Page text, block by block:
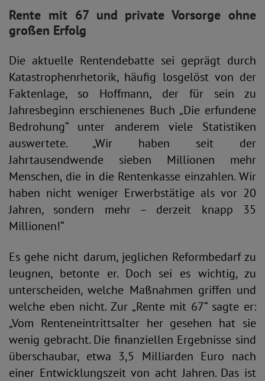
Rente mit 67 und private Vorsorge ohne
großen Erfolg
Die aktuelle Rentendebatte sei geprägt durch
Katastrophenrhetorik, häufig losgelöst von der
Faktenlage, so Hoffmann, der für sein zu
Jahresbeginn erschienenes Buch „Die erfundene
Bedrohung“ unter anderem viele Statistiken
auswertete. „Wir haben seit der
Jahrtausendwende sieben Millionen mehr
Menschen, die in die Rentenkasse einzahlen. Wir
haben nicht weniger Erwerbstätige als vor 20
Jahren, sondern mehr – derzeit knapp 35
Millionen!“
Es gehe nicht darum, jeglichen Reformbedarf zu
leugnen, betonte er. Doch sei es wichtig, zu
unterscheiden, welche Maßnahmen griffen und
welche eben nicht. Zur „Rente mit 67“ sagte er:
„Vom Renteneintrittsalter her gesehen hat sie
wenig gebracht. Die finanziellen Ergebnisse sind
überschaubar, etwa 3,5 Milliarden Euro nach
einer Entwicklungszeit von acht Jahren. Das ist